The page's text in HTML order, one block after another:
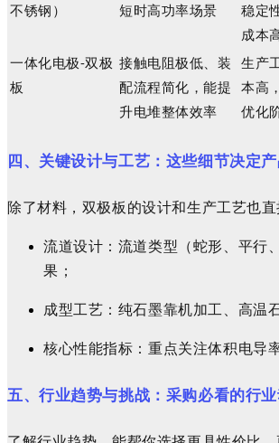
不锈钢）
短时高功率场景
稳定
成本
一体化电极-双极
板
接触电阻极低、装
配流程简化，能提
升电堆整体效率
生产
本高
优化
四、关键设计与工艺：这些细节决定
除了材料，双极板的设计和生产工艺也
流道设计：流道类型（蛇形、平行
果；
成型工艺：纯石墨靠机加工、高温
核心性能指标：重点关注体积电导
五、行业趋势与挑战：采购必看的行